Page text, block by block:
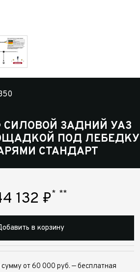
СИЛОВОЙ ЗАДНИЙ УАЗ
ПОД ЛЕБЕДКУ
СТАНДАРТ
132 ₽* **
в корзину
от 60 000 руб. — бесплатная